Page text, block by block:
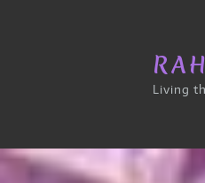
Living